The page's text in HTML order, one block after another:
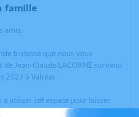
famille
amis,
tristesse que nous vous
de Jean-Claude LACORNE survenu
2023 à Valréas.
utiliser cet espace pour laisser
des photos souvenirs, une